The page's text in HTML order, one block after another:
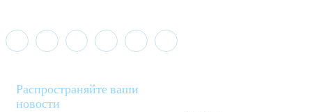
Распространяйте ваши
новости